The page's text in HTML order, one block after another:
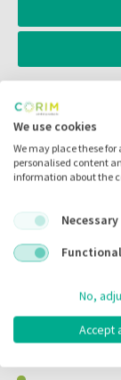
Artikelnr.:
Merk:
Code fabrikant:
Voorraad:
Omschrijving
We use cookies
We may place these
personalised content
information about the
Necessary
Functional
No,
Accept